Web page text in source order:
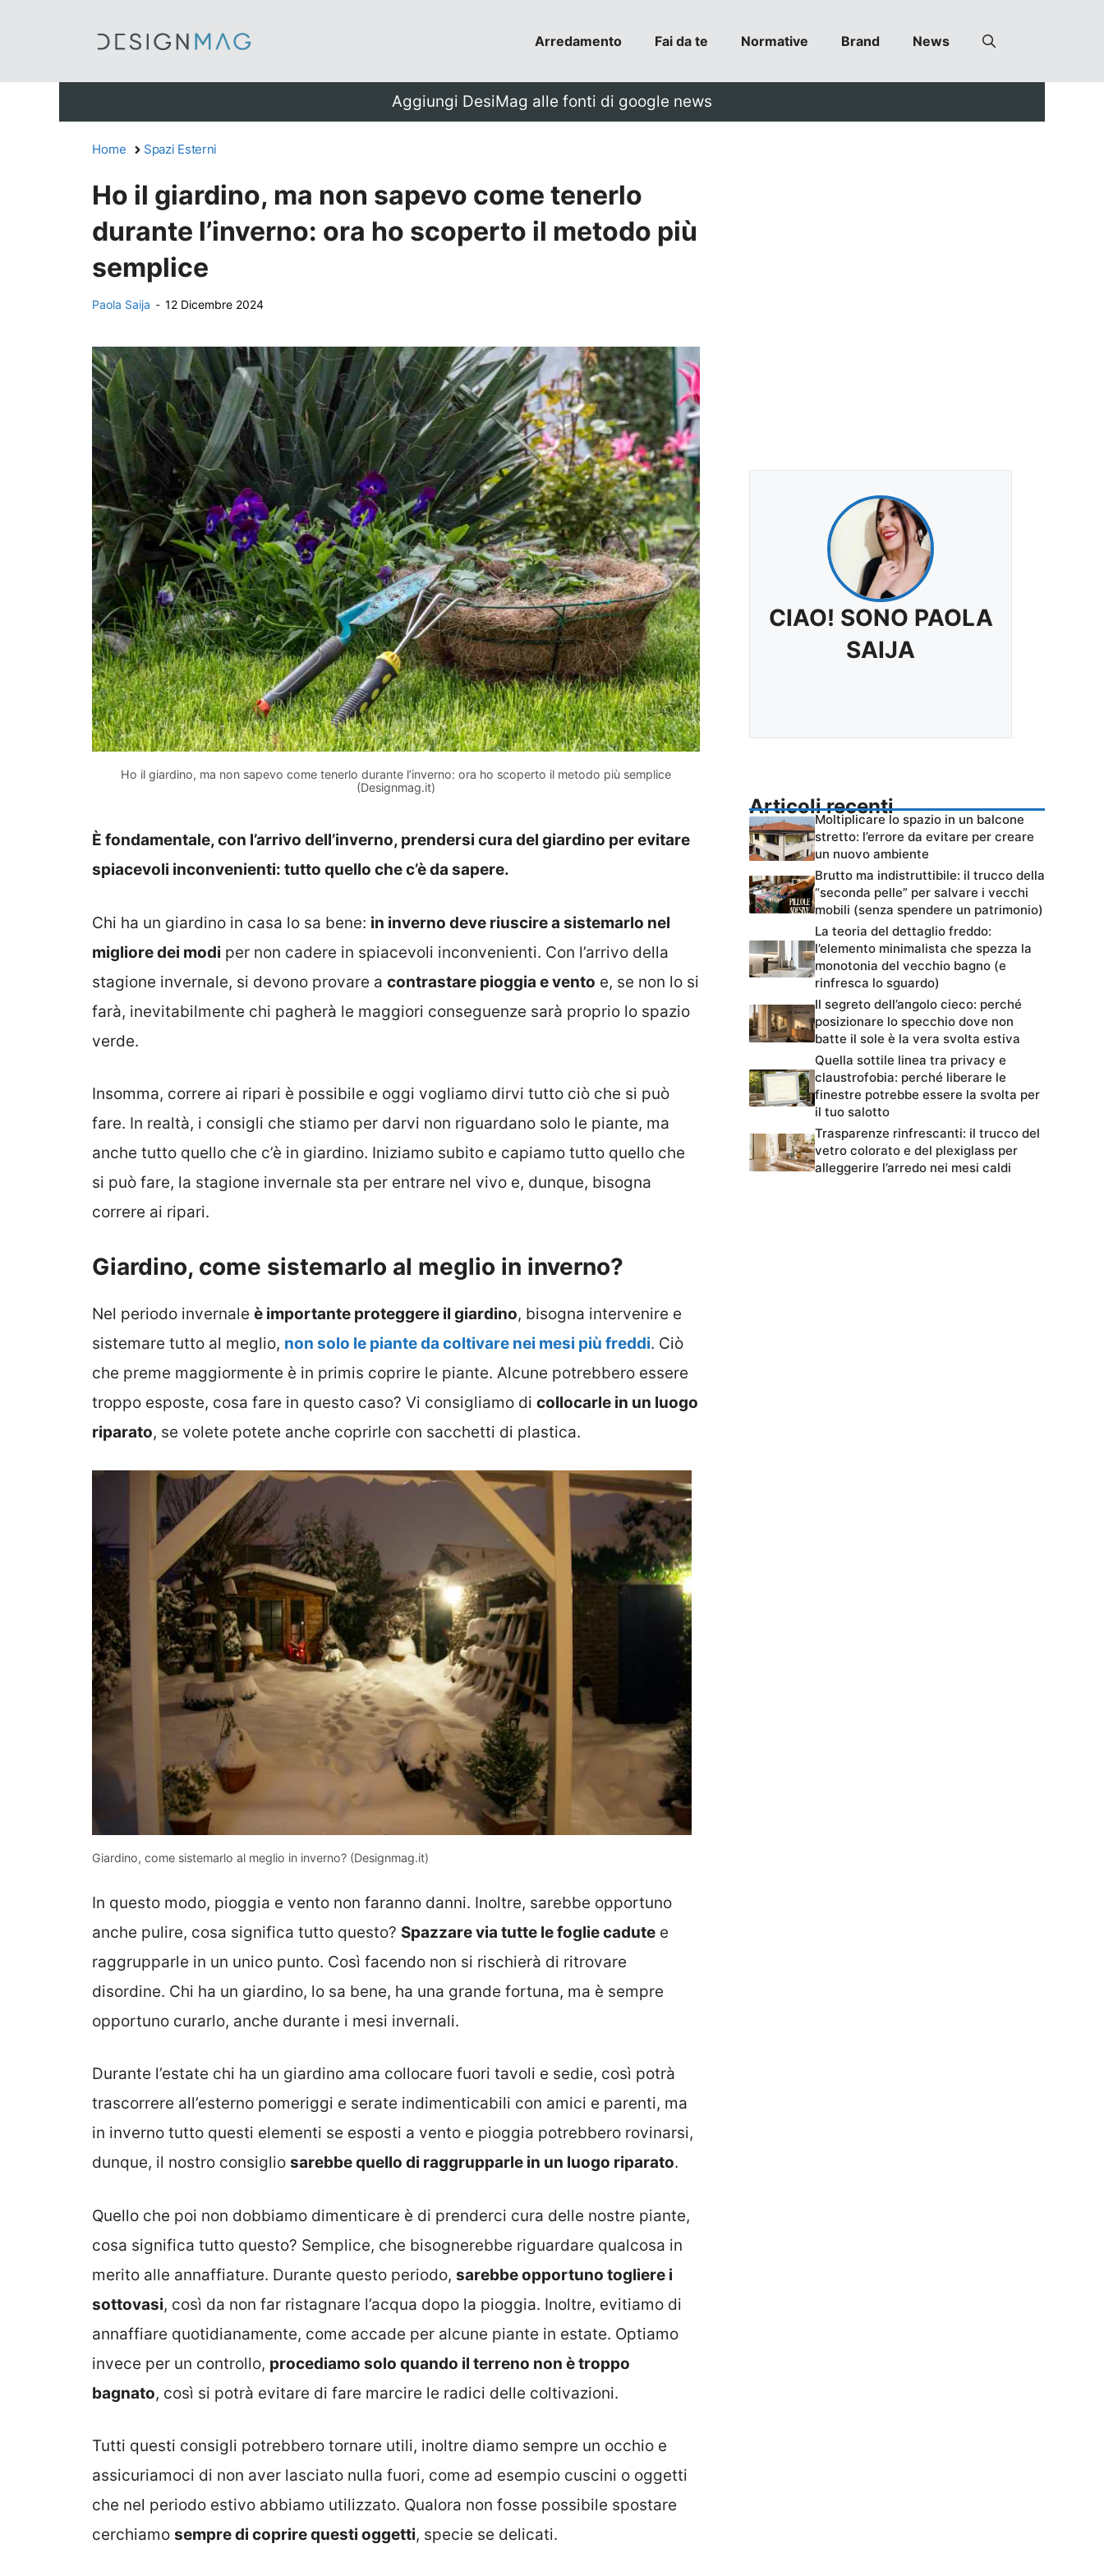
Arredamento Fai da te Normative Brand News
Aggiungi DesiMag alle fonti di google news
Home Spazi Esterni
Ho il giardino, ma non sapevo come tenerlo
durante l’inverno: ora ho scoperto il metodo più
semplice
Paola Saija - 12 Dicembre 2024
Ho il giardino, ma non sapevo come tenerlo durante l’inverno: ora ho scoperto il metodo più semplice
(Designmag.it)
È fondamentale, con l’arrivo dell’inverno, prendersi cura del giardino per evitare
spiacevoli inconvenienti: tutto quello che c’è da sapere.
Chi ha un giardino in casa lo sa bene: in inverno deve riuscire a sistemarlo nel
migliore dei modi per non cadere in spiacevoli inconvenienti. Con l’arrivo della
stagione invernale, si devono provare a contrastare pioggia e vento e, se non lo si
farà, inevitabilmente chi pagherà le maggiori conseguenze sarà proprio lo spazio
verde.
Insomma, correre ai ripari è possibile e oggi vogliamo dirvi tutto ciò che si può
fare. In realtà, i consigli che stiamo per darvi non riguardano solo le piante, ma
anche tutto quello che c’è in giardino. Iniziamo subito e capiamo tutto quello che
si può fare, la stagione invernale sta per entrare nel vivo e, dunque, bisogna
correre ai ripari.
Giardino, come sistemarlo al meglio in inverno?
Nel periodo invernale è importante proteggere il giardino, bisogna intervenire e
sistemare tutto al meglio, non solo le piante da coltivare nei mesi più freddi. Ciò
che preme maggiormente è in primis coprire le piante. Alcune potrebbero essere
troppo esposte, cosa fare in questo caso? Vi consigliamo di collocarle in un luogo
riparato, se volete potete anche coprirle con sacchetti di plastica.
Giardino, come sistemarlo al meglio in inverno? (Designmag.it)
In questo modo, pioggia e vento non faranno danni. Inoltre, sarebbe opportuno
anche pulire, cosa significa tutto questo? Spazzare via tutte le foglie cadute e
raggrupparle in un unico punto. Così facendo non si rischierà di ritrovare
disordine. Chi ha un giardino, lo sa bene, ha una grande fortuna, ma è sempre
opportuno curarlo, anche durante i mesi invernali.
Durante l’estate chi ha un giardino ama collocare fuori tavoli e sedie, così potrà
trascorrere all’esterno pomeriggi e serate indimenticabili con amici e parenti, ma
in inverno tutto questi elementi se esposti a vento e pioggia potrebbero rovinarsi,
dunque, il nostro consiglio sarebbe quello di raggrupparle in un luogo riparato.
Quello che poi non dobbiamo dimenticare è di prenderci cura delle nostre piante,
cosa significa tutto questo? Semplice, che bisognerebbe riguardare qualcosa in
merito alle annaffiature. Durante questo periodo, sarebbe opportuno togliere i
sottovasi, così da non far ristagnare l’acqua dopo la pioggia. Inoltre, evitiamo di
annaffiare quotidianamente, come accade per alcune piante in estate. Optiamo
invece per un controllo, procediamo solo quando il terreno non è troppo
bagnato, così si potrà evitare di fare marcire le radici delle coltivazioni.
Tutti questi consigli potrebbero tornare utili, inoltre diamo sempre un occhio e
assicuriamoci di non aver lasciato nulla fuori, come ad esempio cuscini o oggetti
che nel periodo estivo abbiamo utilizzato. Qualora non fosse possibile spostare
cerchiamo sempre di coprire questi oggetti, specie se delicati.
CIAO! SONO PAOLA
SAIJA
Articoli recenti
Moltiplicare lo spazio in un balcone
stretto: l’errore da evitare per creare
un nuovo ambiente
Brutto ma indistruttibile: il trucco della
“seconda pelle” per salvare i vecchi
mobili (senza spendere un patrimonio)
La teoria del dettaglio freddo:
l’elemento minimalista che spezza la
monotonia del vecchio bagno (e
rinfresca lo sguardo)
Il segreto dell’angolo cieco: perché
posizionare lo specchio dove non
batte il sole è la vera svolta estiva
Quella sottile linea tra privacy e
claustrofobia: perché liberare le
finestre potrebbe essere la svolta per
il tuo salotto
Trasparenze rinfrescanti: il trucco del
vetro colorato e del plexiglass per
alleggerire l’arredo nei mesi caldi